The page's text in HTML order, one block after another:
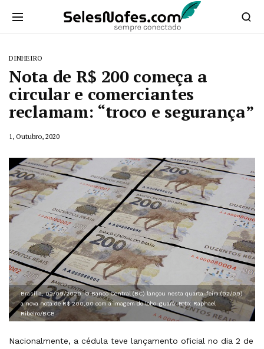
DINHEIRO
Nota de R$ 200 começa a
circular e comerciantes
reclamam: “troco e segurança”
1, Outubro, 2020
Brasília, 02/09/2020. O Banco Central (BC) lançou nesta quarta-feira (02/09)
a nova nota de R$ 200,00 com a imagem do lobo-guará. Foto: Raphael
Ribeiro/BCB
Nacionalmente, a cédula teve lançamento oficial no dia 2 de